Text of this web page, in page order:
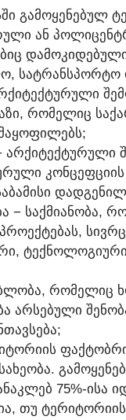
ᲒᲐᲛᲝᲧᲔᲜᲔᲑᲣᲚ
ᲐᲜ
ᲡᲐᲢᲠᲐᲜᲡᲞᲝᲠᲢᲝ
ᲠᲝᲛᲔᲚᲘᲪ
− ᲡᲐᲥᲛᲘᲐᲜᲝᲑᲐ,
ᲠᲝᲛᲔᲚᲘᲪ
ᲐᲠᲡᲔᲑᲣᲚᲘ
75%-ᲘᲡᲐ
ᲗᲣ